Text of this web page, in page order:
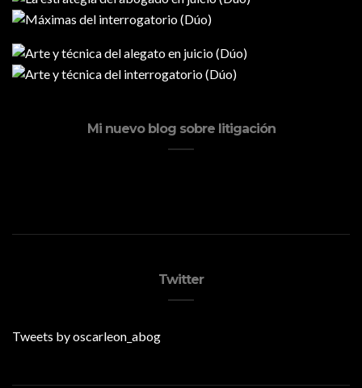
Mi nuevo blog sobre litigación
Twitter
Tweets by oscarleon_abog